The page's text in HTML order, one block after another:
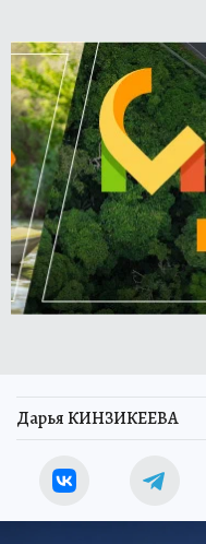
Дарья КИНЗИКЕЕВА